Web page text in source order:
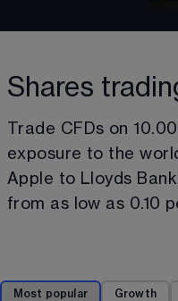
Shares
Trade CFDs on
exposure to the
Apple to Lloyds
from as low as 0.10
Most popular Growth